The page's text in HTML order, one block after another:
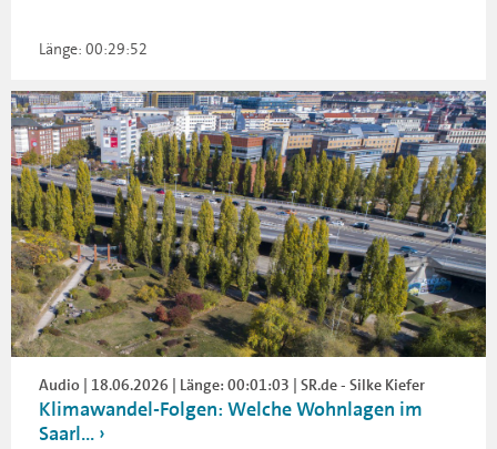
Länge: 00:29:52
Audio | 18.06.2026 | Länge: 00:01:03 | SR.de - Silke Kiefer
Klimawandel-Folgen: Welche Wohnlagen im
Saarl...